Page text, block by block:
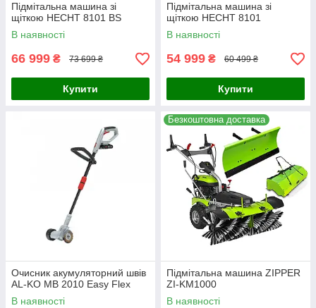
Підмітальна машина зі
щіткою HECHT 8101 BS
В наявності
66 999 ₴ 73 699 ₴
Купити
Підмітальна машина зі
щіткою HECHT 8101
В наявності
54 999 ₴ 60 499 ₴
Купити
Очисник акумуляторний швів
AL-KO MB 2010 Easy Flex
В наявності
Безкоштовна доставка
Підмітальна машина ZIPPER
ZI-KM1000
В наявності